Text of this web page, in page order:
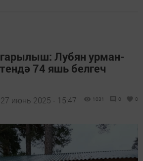
Лубян урман-
74 яшь белгеч
27 июнь 2025 - 15:47 1031 0 0